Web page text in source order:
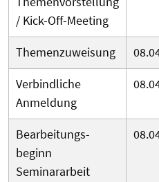
/ Kick-Off-Meeting
Themenzuweisung
Verbindliche
Anmeldung
Bearbeitungs­
beginn
Seminararbeit